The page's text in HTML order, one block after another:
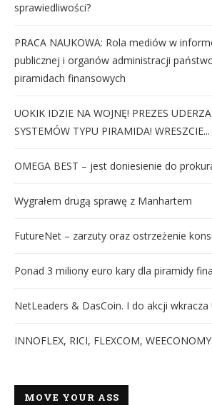
sprawiedliwości?
PRACA NAUKOWA: Rola mediów w
publicznej i organów administracji
piramidach finansowych
UOKIK IDZIE NA WOJNĘ! PREZES
SYSTEMÓW TYPU PIRAMIDA! WRESZCIE...
OMEGA BEST – jest doniesienie do
Wygrałem drugą sprawę z Manhartem
FutureNet – zarzuty oraz ostrzeżenie
Ponad 3 miliony euro kary dla piramidy
NetLeaders & DasCoin. I do akcji wkracza
INNOFLEX, RICI, FLEXCOM,
MOVE YOUR ASS